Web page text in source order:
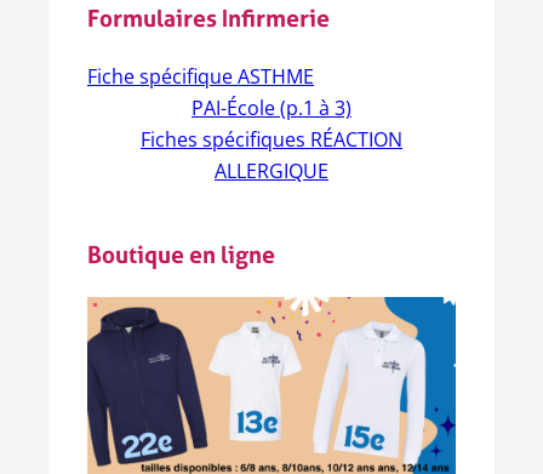
Formulaires Infirmerie
Fiche spécifique ASTHME
PAI-École (p.1 à 3)
Fiches spécifiques RÉACTION
ALLERGIQUE
Boutique en ligne